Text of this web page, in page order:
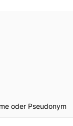
oder Pseudonym